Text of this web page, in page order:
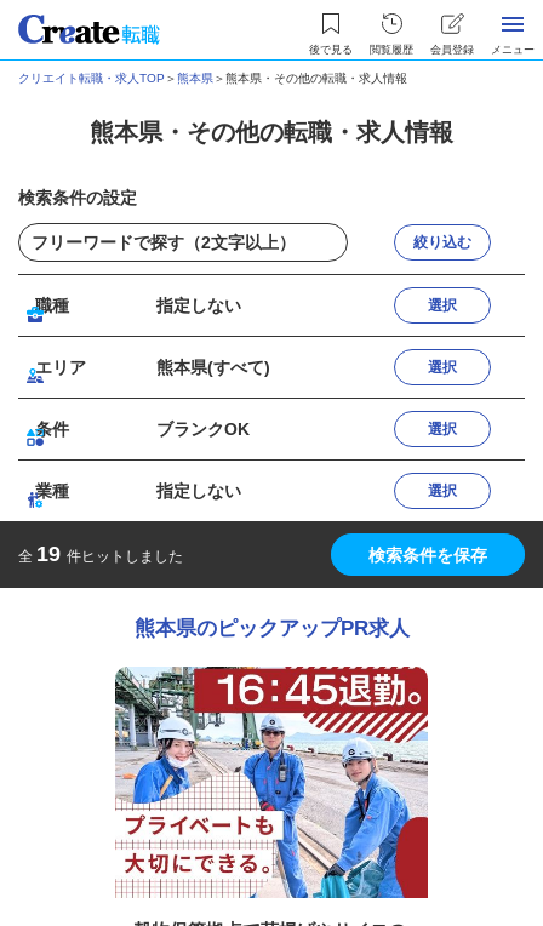
後で見る 閲覧履歴 会員登録 メニュー
クリエイト転職・求人TOP ＞熊本県＞熊本県・その他の転職・求人情報
熊本県・その他の転職・求人情報
検索条件の設定
絞り込む
職種 指定しない 選択
エリア 熊本県(すべて) 選択
条件 ブランクOK 選択
業種 指定しない 選択
全 19 件ヒットしました 検索条件を保存
熊本県のピックアップPR求人